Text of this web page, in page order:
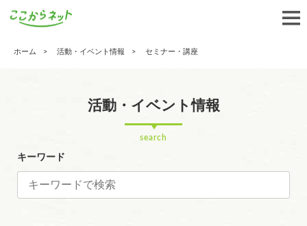
ホーム 活動・イベント情報 セミナー・講座
活動・イベント情報
search
キーワード